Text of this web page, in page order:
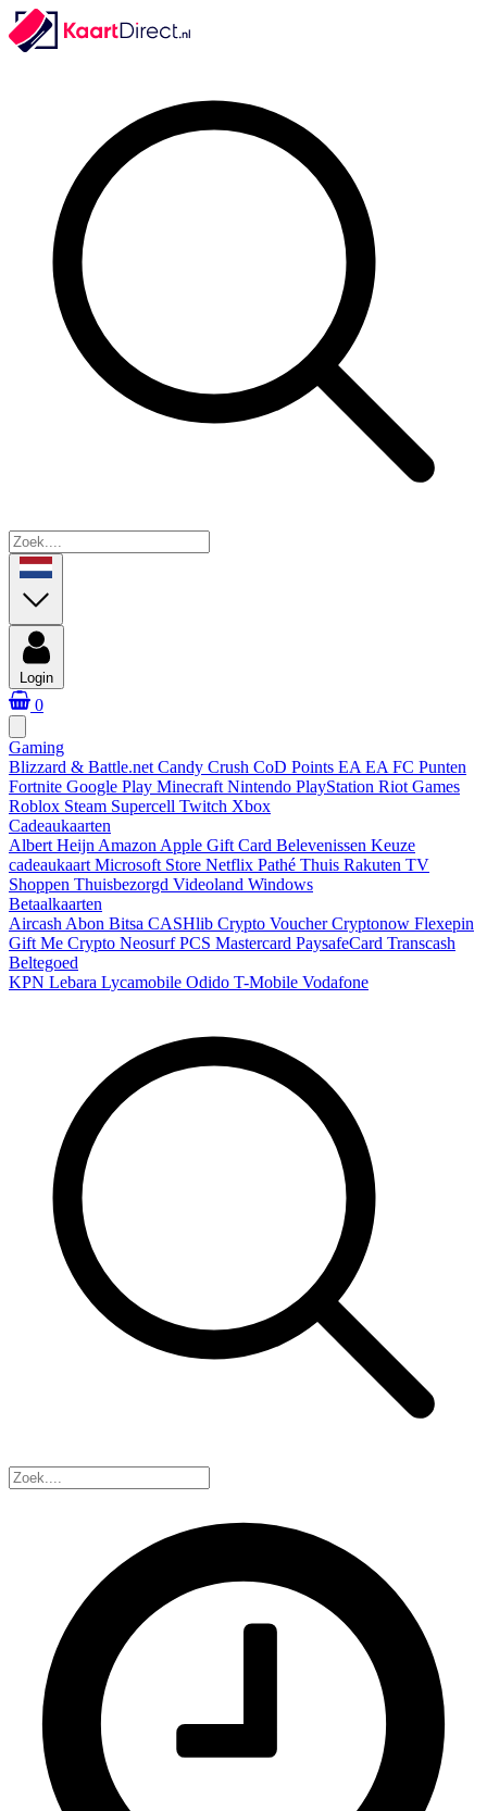
Login
0
Gaming
Blizzard & Battle.net Candy Crush CoD Points EA EA FC Punten
Fortnite Google Play Minecraft Nintendo PlayStation Riot Games
Roblox Steam Supercell Twitch Xbox
Cadeaukaarten
Albert Heijn Amazon Apple Gift Card Belevenissen Keuze
cadeaukaart Microsoft Store Netflix Pathé Thuis Rakuten TV
Shoppen Thuisbezorgd Videoland Windows
Betaalkaarten
Aircash Abon Bitsa CASHlib Crypto VoucherCryptonow Flexepin
Gift Me Crypto NeosurfPCS Mastercard PaysafeCard Transcash
Beltegoed
KPN Lebara Lycamobile Odido T-Mobile Vodafone